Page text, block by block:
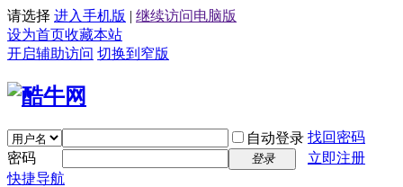
请选择 进入手机版 | 继续访问电脑版
设为首页收藏本站
开启辅助访问 切换到窄版
自动登录 找回密码
密码
登录
立即注册
快捷导航